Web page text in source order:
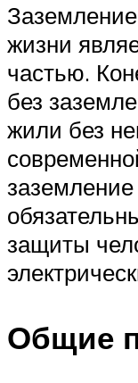
жизни
частью.
без
жили без
заземление
защиты
Общие